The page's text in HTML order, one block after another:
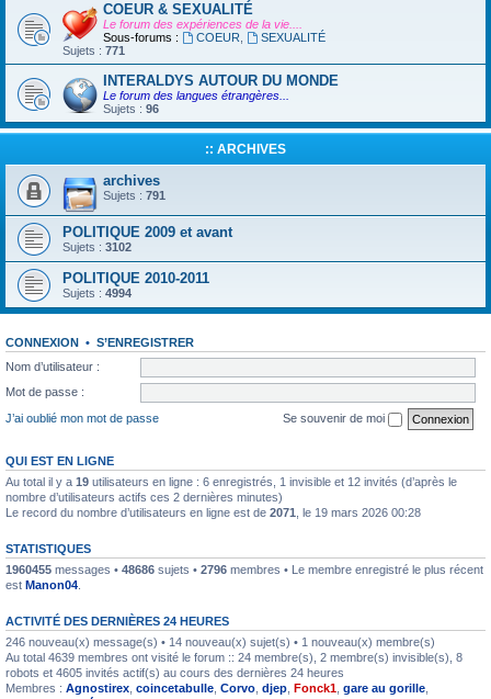
COEUR & SEXUALITÉ
Le forum des expériences de la vie....
Sous-forums :
COEUR
SEXUALITÉ
Sujets : 771
INTERALDYS AUTOUR DU MONDE
Le forum des langues étrangères...
Sujets : 96
:: ARCHIVES
archives
Sujets : 791
POLITIQUE 2009 et avant
Sujets : 3102
POLITIQUE 2010-2011
Sujets : 4994
CONNEXION • S’ENREGISTRER
Nom d’utilisateur :
Mot de passe :
J’ai oublié mon mot de passe
Se souvenir de moi
QUI EST EN LIGNE
Au total il y a 19 utilisateurs en ligne : 6 enregistrés, 1 invisible et 12 invités (d’après le
nombre d’utilisateurs actifs ces 2 dernières minutes)
Le record du nombre d’utilisateurs en ligne est de 2071 , le 19 mars 2026 00:28
STATISTIQUES
1960455 messages • 48686 sujets • 2796 membres • Le membre enregistré le plus récent
est Manon04
ACTIVITÉ DES DERNIÈRES 24 HEURES
246 nouveau(x) message(s) • 14 nouveau(x) sujet(s) • 1 nouveau(x) membre(s)
Au total 4639 membres ont visité le forum :: 24 membre(s), 2 membre(s) invisible(s), 8
robots et 4605 invités actif(s) au cours des dernières 24 heures
Membres : Agnostirex coincetabulle Corvo djep Fonck1 gare au gorille